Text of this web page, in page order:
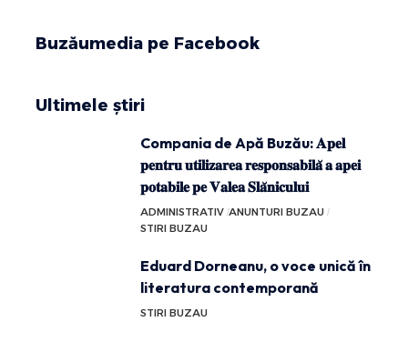
Buzăumedia pe Facebook
Ultimele știri
Compania de Apă Buzău: 𝐀𝐩𝐞𝐥
𝐩𝐞𝐧𝐭𝐫𝐮 𝐮𝐭𝐢𝐥𝐢𝐳𝐚𝐫𝐞𝐚 𝐫𝐞𝐬𝐩𝐨𝐧𝐬𝐚𝐛𝐢𝐥𝐚̆ 𝐚 𝐚𝐩𝐞𝐢
𝐩𝐨𝐭𝐚𝐛𝐢𝐥𝐞 𝐩𝐞 𝐕𝐚𝐥𝐞𝐚 𝐒𝐥𝐚̆𝐧𝐢𝐜𝐮𝐥𝐮𝐢
ADMINISTRATIV ANUNTURI BUZAU
STIRI BUZAU
Eduard Dorneanu, o voce unică în
literatura contemporană
STIRI BUZAU